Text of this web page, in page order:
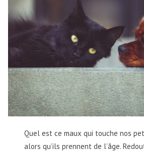
Quel est ce maux qui touche nos
alors qu’ils prennent de l’âge.